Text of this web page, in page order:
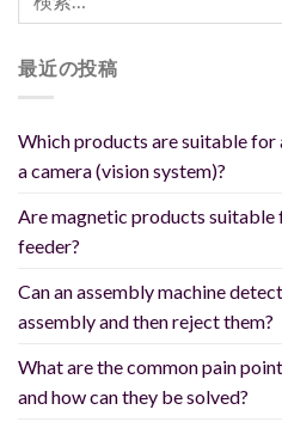
最近の投稿
Which products are suitable
a camera (vision system)?
Are magnetic products
feeder?
Can an assembly machine
assembly and then reject them?
What are the common pain
and how can they be solved?